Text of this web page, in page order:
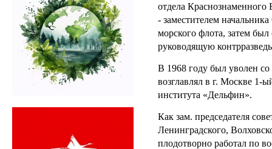
отдела Краснознаменного
- заместителем
морского флота, затем
руководящую
В 1968 году был уволен
возглавлял в г. Москве 1-
института «Дельфин».
Как зам. председателя
Ленинградского,
плодотворно работал по